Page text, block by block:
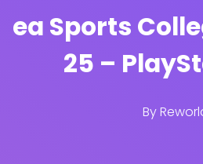
ea Sports
25 –
By